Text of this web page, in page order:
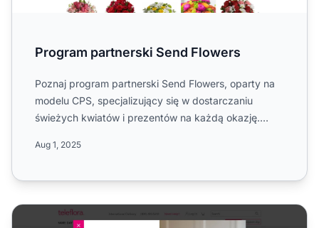
Program partnerski Send Flowers
Poznaj program partnerski Send Flowers, oparty na
modelu CPS, specjalizujący się w dostarczaniu
świeżych kwiatów i prezentów na każdą okazję.
Aug 1, 2025
Program partnerski Teleflora